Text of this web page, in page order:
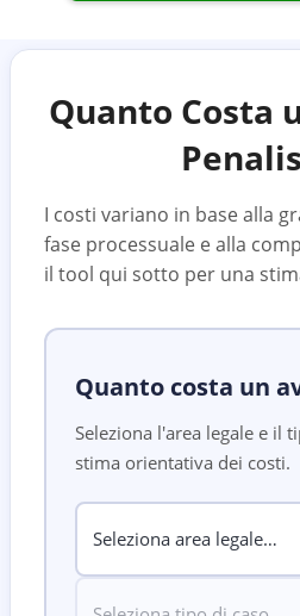
Quanto Costa
I costi variano in base alla
fase processuale e alla
il tool qui sotto per una
Quanto costa un
Seleziona l'area legale e il
stima orientativa dei costi.